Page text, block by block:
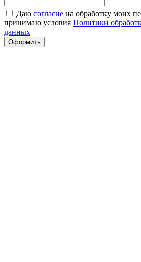
Даю согласие на обработку моих
принимаю условия Политики
данных
Оформить